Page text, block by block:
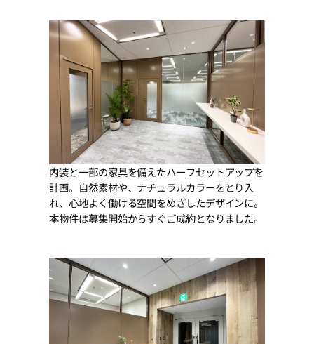
内装と一部の家具を備えたハーフセットアップを
計画。自然素材や、ナチュラルカラーをとり入
れ、心地よく働ける空間をめざしたデザインに。
本物件は募集開始からすぐご成約となりました。